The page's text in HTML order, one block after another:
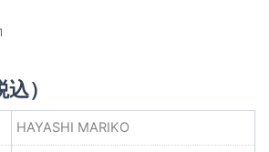
込）
HAYASHI MARIKO